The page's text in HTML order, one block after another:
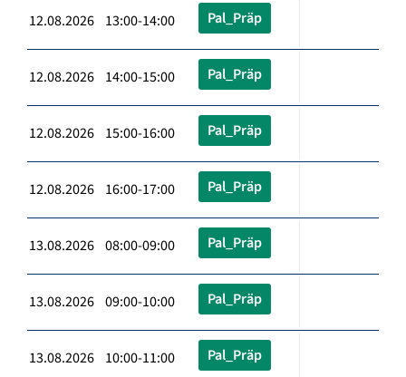
12.08.2026 13:00-14:00 Pal_Präp
12.08.2026 14:00-15:00 Pal_Präp
12.08.2026 15:00-16:00 Pal_Präp
12.08.2026 16:00-17:00 Pal_Präp
13.08.2026 08:00-09:00 Pal_Präp
13.08.2026 09:00-10:00 Pal_Präp
13.08.2026 10:00-11:00 Pal_Präp